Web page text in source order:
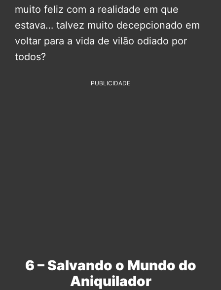
muito feliz com a realidade em que
estava… talvez muito decepcionado em
voltar para a vida de vilão odiado por
todos?
PUBLICIDADE
6 – Salvando o Mundo do
Aniquilador